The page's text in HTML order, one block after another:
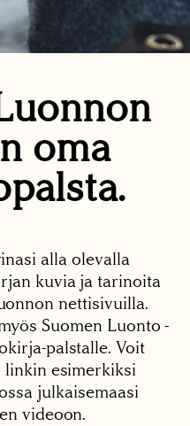
oma
alla olevalla
kuvia ja tarinoita
nettisivuilla.
Suomen Luonto -
palstalle. Voit
linkin esimerkiksi
julkaisemaasi
videoon.